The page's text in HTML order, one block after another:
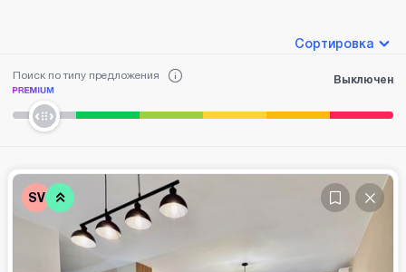
Сортировка
Поиск по типу предложения Выключен
SV